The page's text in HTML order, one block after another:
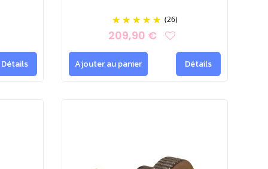
en terme de choix adapté à votre besoin au 09 72 63 82 73
Détails
(26)
209,90 €
Ajouter au panier Détails